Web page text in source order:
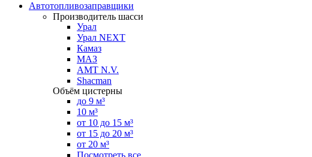
Автотопливозаправщики
Производитель шасси
Урал
Урал NEXT
Камаз
МАЗ
AMT N.V.
Shacman
Объём цистерны
до 9 м³
10 м³
от 10 до 15 м³
от 15 до 20 м³
от 20 м³
Посмотреть все